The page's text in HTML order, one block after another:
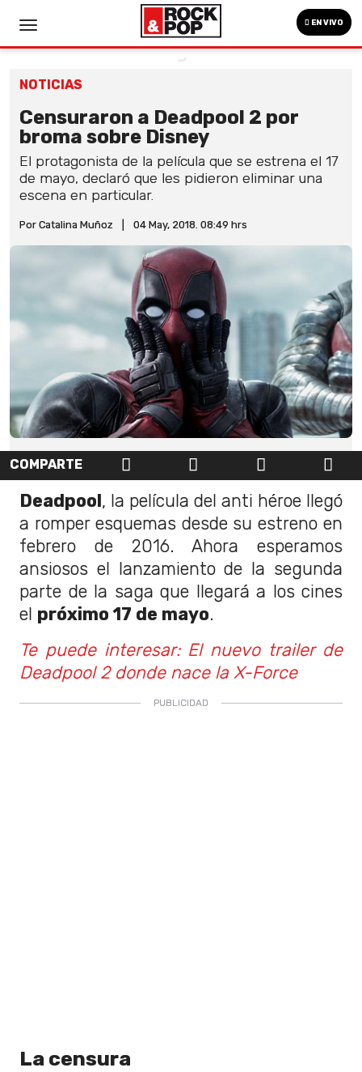
EN VIVO
NOTICIAS
Censuraron a Deadpool 2 por
broma sobre Disney
El protagonista de la película que se estrena el 17
de mayo, declaró que les pidieron eliminar una
escena en particular.
Por Catalina Muñoz 04 May, 2018. 08:49 hrs
COMPARTE
Deadpool, la película del anti héroe llegó
a romper esquemas desde su estreno en
febrero de 2016. Ahora esperamos
ansiosos el lanzamiento de la segunda
parte de la saga que llegará a los cines
el próximo 17 de mayo.
Te puede interesar: El nuevo trailer de
Deadpool 2 donde nace la X-Force
La censura